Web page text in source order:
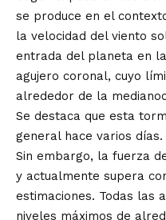
se produce en el
la velocidad del viento
entrada del planeta en
agujero coronal, cuyo
alrededor de la
Se destaca que esta
general hace varios días.
Sin embargo, la fuerza
y actualmente supera
estimaciones. Todas las
niveles máximos de